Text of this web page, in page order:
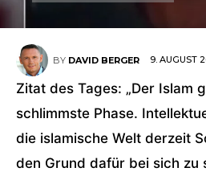
BY DAVID BERGER 9. AUGUST
Zitat des Tages: „Der Islam
schlimmste Phase.
die islamische Welt derzeit
den Grund dafür bei sich zu